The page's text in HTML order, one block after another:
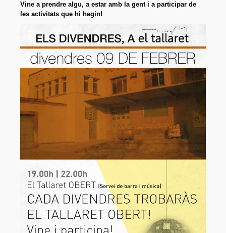
On som?
Activitats
Parelles lingüístiques
Material
Documents fundacionals
Plafons
Participa
Fes-te soci/sòcia!
Avals
Vine a prendre algu, a estar amb la gent i a participar de
les activitats que hi hagin!